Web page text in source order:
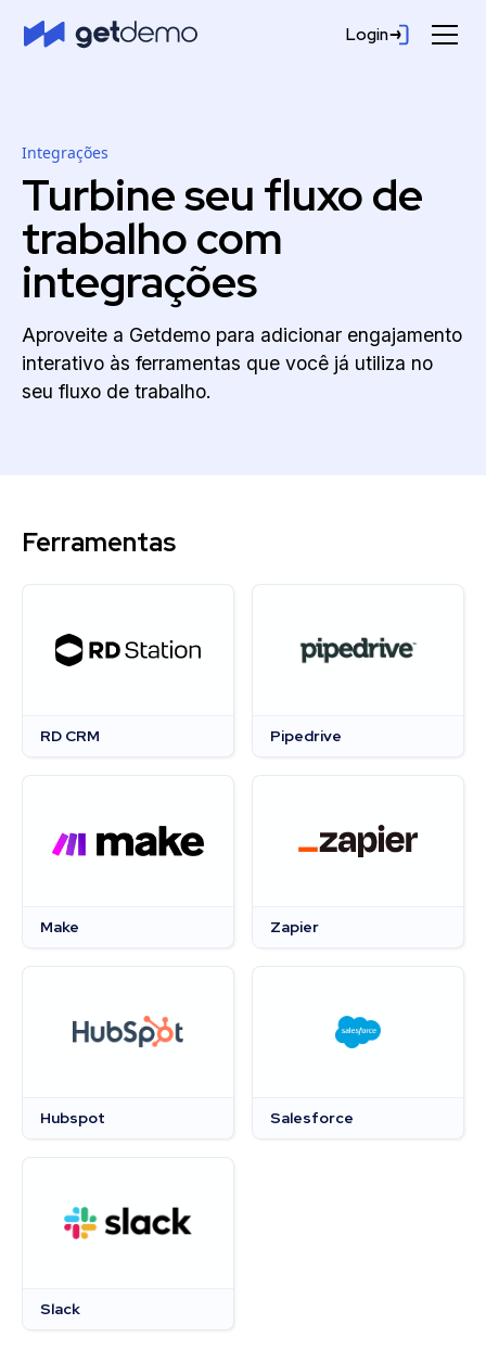
Login
Integrações
Turbine seu fluxo de
trabalho com
integrações
Aproveite a Getdemo para adicionar engajamento
interativo às ferramentas que você já utiliza no
seu fluxo de trabalho.
Ferramentas
RD CRM Pipedrive
Make Zapier
Hubspot Salesforce
Slack